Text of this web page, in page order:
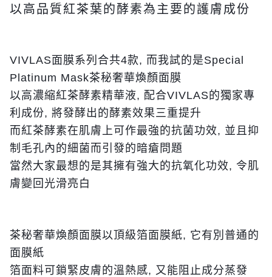
以高品質紅茶葉的酵素為主要的護膚成份
VIVLAS面膜系列合共4款, 而我試的是Special
Platinum Mask茶秘奢華煥顏面膜
以高濃縮紅茶酵素精華液, 配合VIVLAS的獨家專
利成份, 將發酵出的酵素效果三重提升
而紅茶酵素在肌膚上可作最強的抗菌功效, 並且抑
制毛孔內的細菌而引發的暗瘡問題
當然大家最想的是其擁有強大的抗氧化功效, 令肌
膚變回光滑亮白
茶秘奢華煥顏面膜以頂級箔面膜紙, 它有別普通的
面膜紙
箔面料可鎖緊皮膚的溫熱感, 又能阻止成分蒸發